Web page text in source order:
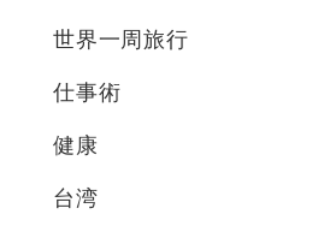
世界一周旅行
仕事術
健康
台湾